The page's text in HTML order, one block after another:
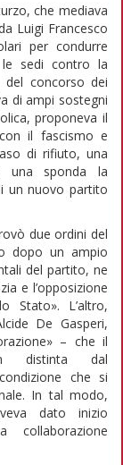
che mediava
Luigi Francesco
per condurre
sedi contro la
del concorso dei
di ampi sostegni
proponeva il
il fascismo e
di rifiuto, una
una sponda la
un nuovo partito
due ordini del
dopo un ampio
del partito, ne
e l’opposizione
Stato». L’altro,
De Gasperi,
– che il
distinta dal
che si
In tal modo,
dato inizio
collaborazione